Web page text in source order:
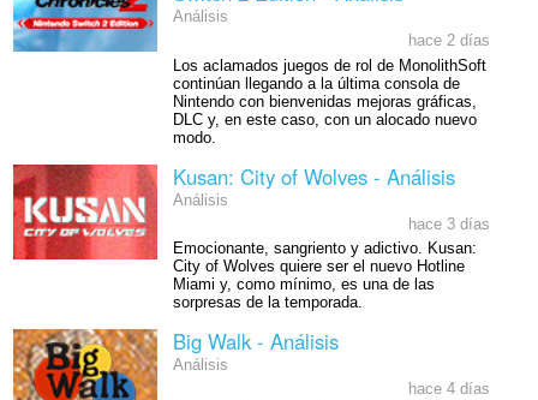
Análisis
hace 2 días
Los aclamados juegos de rol de MonolithSoft
continúan llegando a la última consola de
Nintendo con bienvenidas mejoras gráficas,
DLC y, en este caso, con un alocado nuevo
modo.
Kusan: City of Wolves - Análisis
Análisis
hace 3 días
Emocionante, sangriento y adictivo. Kusan:
City of Wolves quiere ser el nuevo Hotline
Miami y, como mínimo, es una de las
sorpresas de la temporada.
Big Walk - Análisis
Análisis
hace 4 días